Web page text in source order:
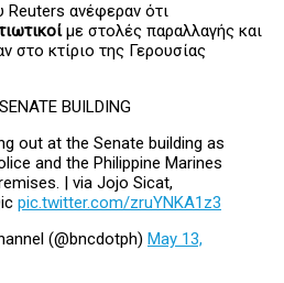
ανέφεραν ότι
με στολές παραλλαγής και
στο κτίριο της Γερουσίας
BUILDING
out at the Senate building as
and the Philippine Marines
| via Jojo Sicat,
pic.twitter.com/zruYNKA1z3
(@bncdotph) May 13,